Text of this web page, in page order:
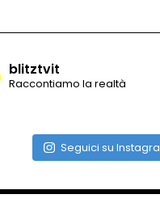
Klugmann sott’acqua
crollo
Camera, seduta
blitztvit
Raccontiamo la realtà
Seguici su